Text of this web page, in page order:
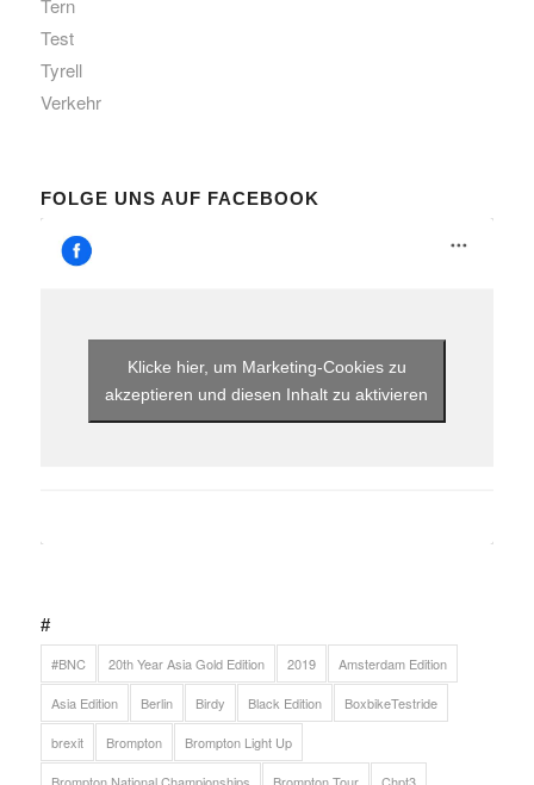
Tern
Test
Tyrell
Verkehr
FOLGE UNS AUF FACEBOOK
Klicke hier, um Marketing-Cookies zu
akzeptieren und diesen Inhalt zu aktivieren
#
#BNC 20th Year Asia Gold Edition 2019 Amsterdam Edition
Asia Edition Berlin Birdy Black Edition BoxbikeTestride
brexit Brompton Brompton Light Up